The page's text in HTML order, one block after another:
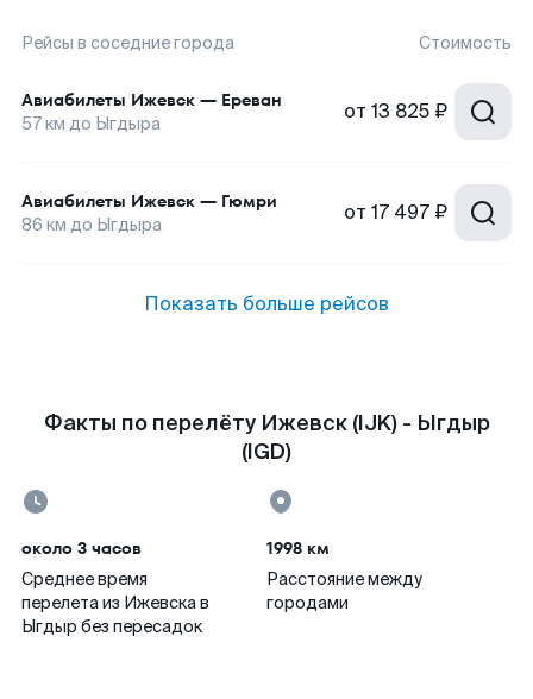
Рейсы в соседние города Стоимость
Авиабилеты Ижевск — Ереван
57км до Ыгдыра от 13 825 ₽
Авиабилеты Ижевск — Гюмри
86 км до Ыгдыра от 17 497 ₽
Показать больше рейсов
Факты по перелёту Ижевск (IJK) - Ыгдыр
(IGD)
около 3 часов
Среднее время
перелета из Ижевска в
Ыгдыр без пересадок
1998 км
Расстояние между
городами